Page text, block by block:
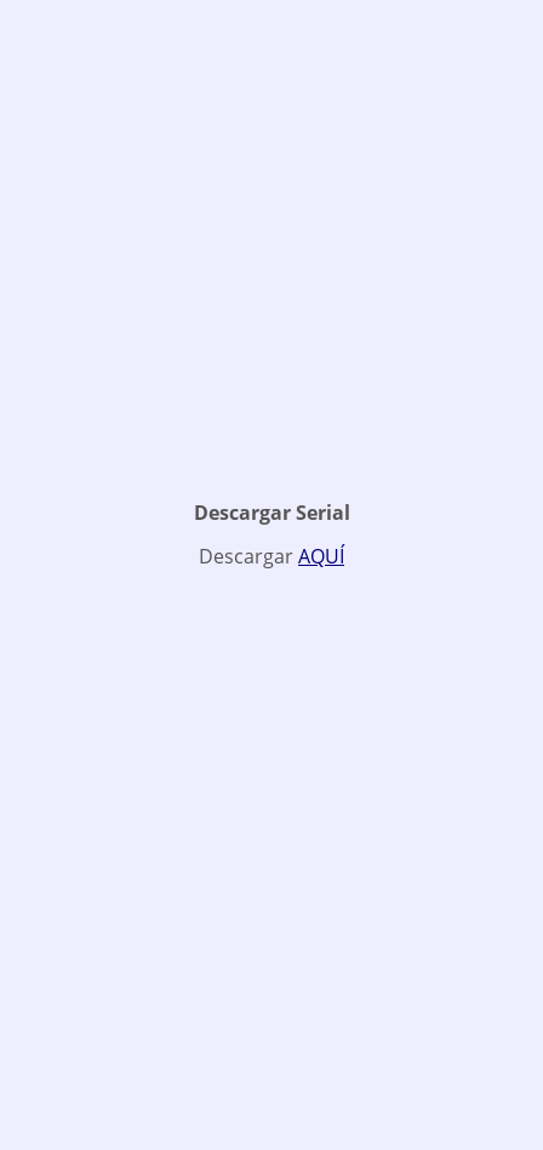
Descargar Serial
DescargarAQUÍ